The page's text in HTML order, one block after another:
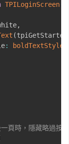
TPILoginScreen
,
(tpiGetStarted
: boldTextStyle
頁時，隱藏略過按